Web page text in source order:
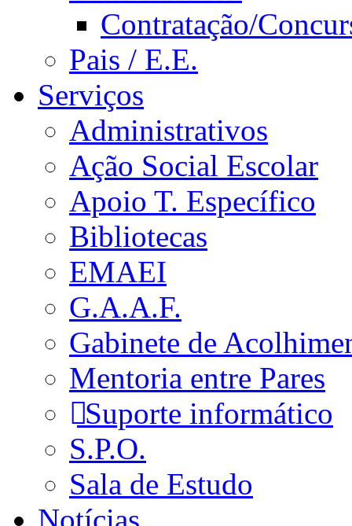
Contratação/
Pais / E.E.
Serviços
Administrativos
Ação Social Escolar
Apoio T. Específico
Bibliotecas
EMAEI
G.A.A.F.
Gabinete de
Mentoria entre Pares
Suporte informático
S.P.O.
Sala de Estudo